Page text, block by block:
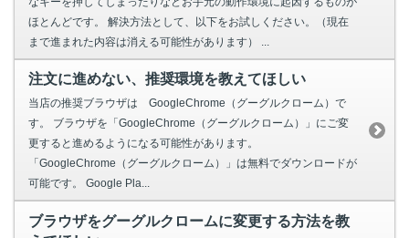
ほとんどです。 解決方法として、以下をお試しください。（現在
まで進まれた内容は消える可能性があります） ...
注文に進めない、推奨環境を教えてほしい
当店の推奨ブラウザは GoogleChrome（グーグルクローム）で
す。 ブラウザを「GoogleChrome（グーグルクローム）」にご変
更すると進めるようになる可能性があります。
「GoogleChrome（グーグルクローム）」は無料でダウンロードが
可能です。 Google Pla...
ブラウザをグーグルクロームに変更する方法を教